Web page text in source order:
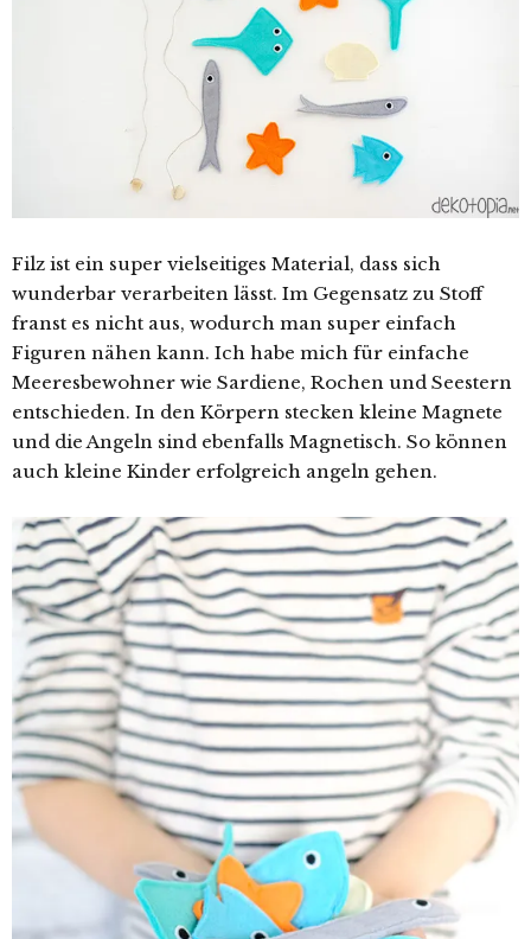
Filz ist ein super vielseitiges Material, dass sich
wunderbar verarbeiten lässt. Im Gegensatz zu Stoff
franst es nicht aus, wodurch man super einfach
Figuren nähen kann. Ich habe mich für einfache
Meeresbewohner wie Sardiene, Rochen und Seestern
entschieden. In den Körpern stecken kleine Magnete
und die Angeln sind ebenfalls Magnetisch. So können
auch kleine Kinder erfolgreich angeln gehen.